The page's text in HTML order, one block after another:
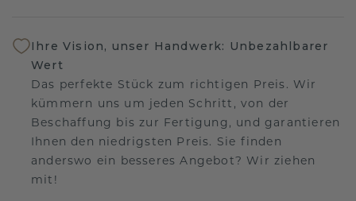
Ihre Vision, unser Handwerk: Unbezahlbarer
Wert
Das perfekte Stück zum richtigen Preis. Wir
kümmern uns um jeden Schritt, von der
Beschaffung bis zur Fertigung, und garantieren
Ihnen den niedrigsten Preis. Sie finden
anderswo ein besseres Angebot? Wir ziehen
mit!